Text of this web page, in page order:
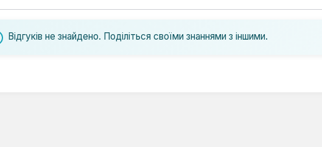
Відгуків не знайдено. Поділіться своїми знаннями з іншими.